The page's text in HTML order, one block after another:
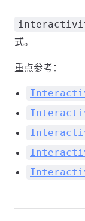
式。
重点参考：